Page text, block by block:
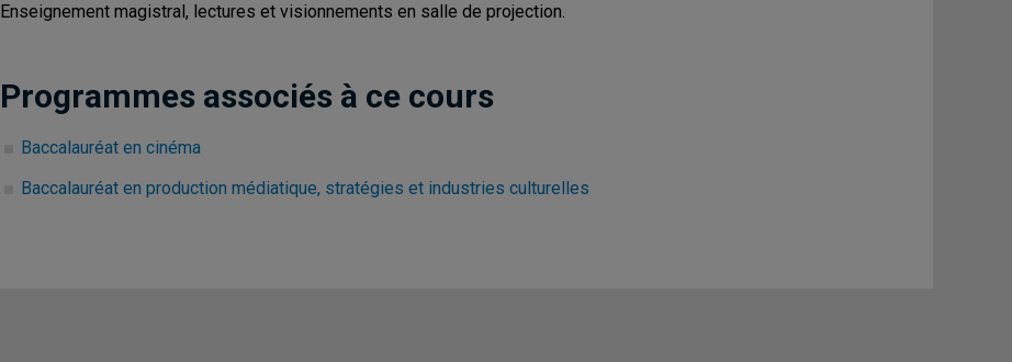
Enseignement magistral, lectures et visionnements en salle de projection.
Programmes associés à ce cours
Baccalauréat en cinéma
Baccalauréat en production médiatique, stratégies et industries culturelles